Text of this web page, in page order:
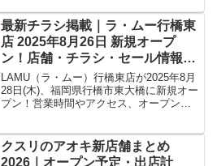
最新チラシ掲載｜ラ・ムー行橋東
店 2025年8月26日 新規オープ
ン！店舗・チラシ・セール情報
徹底解説【オープン日はいつか
ら？】
LAMU（ラ・ムー）行橋東店が2025年8月
28日(木)、福岡県行橋市東大橋に新規オー
プン！営業時間やアクセス、オープンセ
クスリのアオキ新店舗まとめ
2026｜オープン予定・出店計